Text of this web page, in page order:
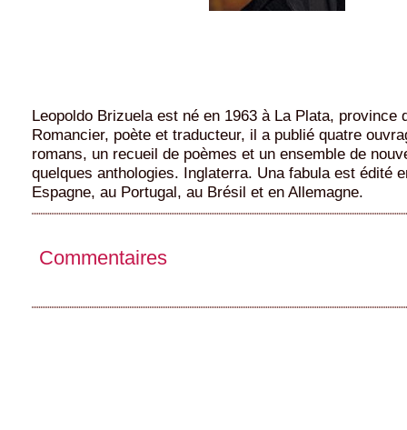
Leopoldo Brizuela est né en 1963 à La Plata, province
Romancier, poète et traducteur, il a publié quatre
romans, un recueil de poèmes et un ensemble de
quelques anthologies. Inglaterra. Una fabula est édité
Espagne, au Portugal, au Brésil et en Allemagne.
Commentaires